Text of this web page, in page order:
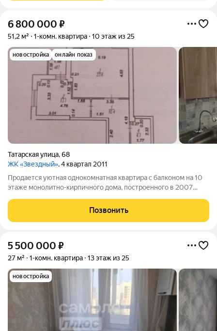
6 800 000 ₽
51,2 м² 1-комн. квартира 10 этаж из 25
новостройка онлайн показ
Татарская улица,68
ЖК «Звездный», 4 квартал 2011
Продается уютная однокомнатная квартира с балконом на 10
этаже монолитно-кирпичного дома, построенного в 2007
позволяет сразу заселиться без дополнительных вложений.
Просторная кухня площадью 13 кв.
Позвонить
5 500 000 ₽
27 м² 1-комн. квартира 13 этаж из 25
новостройка